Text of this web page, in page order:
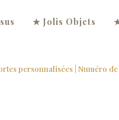
★ Jolis Objets
personnalisées | Numéro